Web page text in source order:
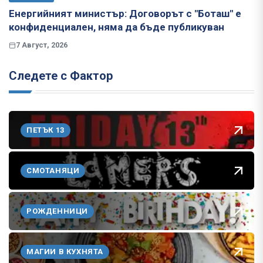
Енергийният министър: Договорът с "Боташ" е
конфиденциален, няма да бъде публикуван
7 Август, 2026
Следете с Фактор
ПЕТЪК 13
СМОТАНЯЦИ
РОЖДЕННИЦИ
МАГИИ В КУХНЯТА